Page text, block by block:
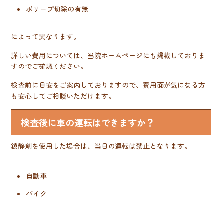
ポリープ切除の有無
によって異なります。
詳しい費用については、当院ホームページにも掲載しておりま
すのでご確認ください。
検査前に目安をご案内しておりますので、費用面が気になる方
も安心してご相談いただけます。
検査後に車の運転はできますか？
鎮静剤を使用した場合は、当日の運転は禁止となります。
自動車
バイク